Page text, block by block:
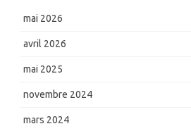
mai 2026
avril 2026
mai 2025
novembre 2024
mars 2024